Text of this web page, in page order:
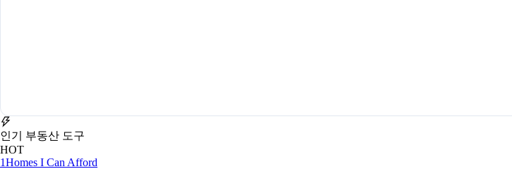
인기 부동산 도구
HOT
1Homes I Can Afford